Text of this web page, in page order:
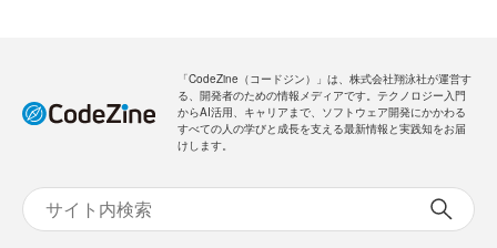
「CodeZine（コードジン）」は、株式会社翔泳社が運営す
る、開発者のための情報メディアです。テクノロジー入門
からAI活用、キャリアまで、ソフトウェア開発にかかわる
すべての人の学びと成長を支える最新情報と実践知をお届
けします。